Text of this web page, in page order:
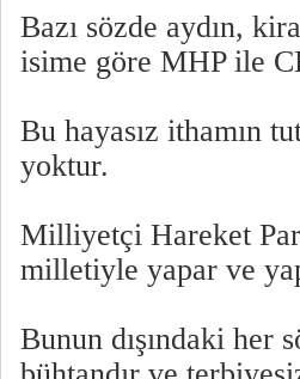
Bazı sözde aydın,
isime göre MHP ile
Bu hayasız ithamın
yoktur.
Milliyetçi Hareket
milletiyle yapar ve
Bunun dışındaki her